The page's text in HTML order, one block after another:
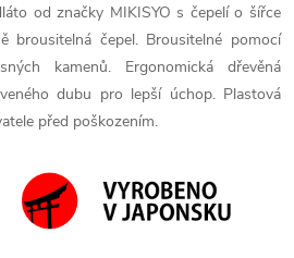
od značky MIKISYO s čepelí o šířce
brousitelná čepel. Brousitelné pomocí
kamenů. Ergonomická dřevěná
dubu pro lepší úchop. Plastová
před poškozením.